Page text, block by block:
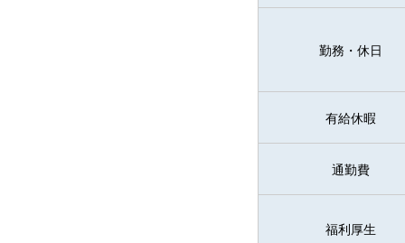
勤務・休日
有給休暇
通勤費
福利厚生